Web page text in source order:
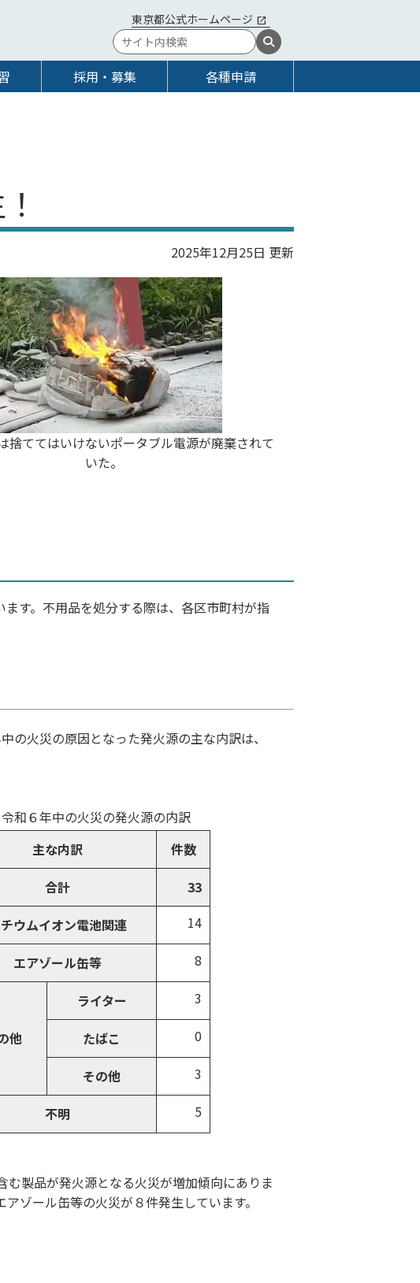
東京都公式ホームページ
採用・募集 各種申請
2025年12月25日 更新
捨ててはいけないポータブル電源が廃棄されて
いた。
す。不用品を処分する際は、各区市町村が指
の火災の原因となった発火源の主な内訳は、
和６年中の火災の発火源の内訳
主な内訳
件数
合計
33
ウムイオン電池関連
14
エアゾール缶等 8
他
ライター 3
たばこ 0
その他 3
不明 5
製品が発火源となる火災が増加傾向にありま
ゾール缶等の火災が８件発生しています。